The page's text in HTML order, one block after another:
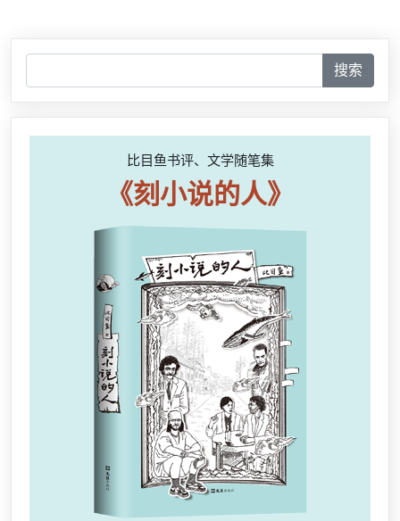
搜索
比目鱼书评、文学随笔集
《刻小说的人》